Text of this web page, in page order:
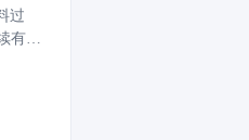
过
有望